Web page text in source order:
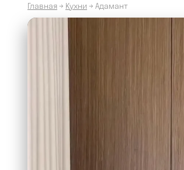
Главная→ Кухни → Адамант